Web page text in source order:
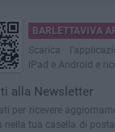
BARLETTAVIVA
Scarica
iPad e Android e
alla Newsletter
per ricevere
nella tua casella di posta